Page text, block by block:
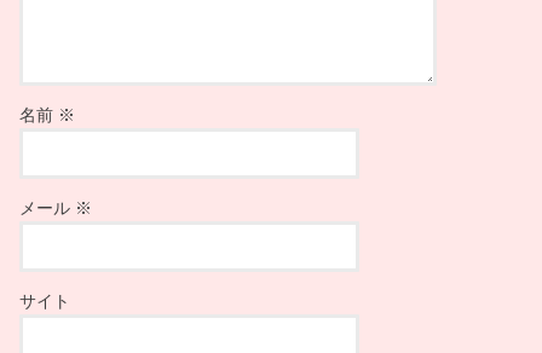
名前 ※
メール ※
サイト